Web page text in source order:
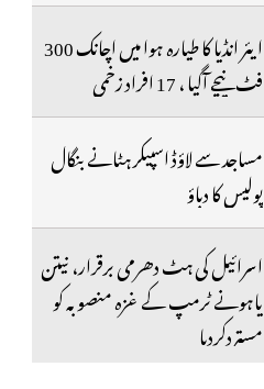
ایئر انڈیا کا طیارہ ہوا میں اچانک 300
فٹ نیچے آگیا ، 17 افراد زخمی
مساجد سے لاؤڈ اسپیکر ہٹانے بنگال
پولیس کا دباؤ
اسرائیل کی ہٹ دھرمی برقرار، نیتن
یاہونے ٹرمپ کے غزہ منصوبہ کو
مستردکردیا